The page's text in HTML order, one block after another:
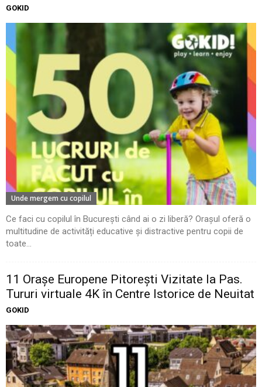
GOKID
Unde mergem cu copilul
Ce faci cu copilul în București când ai o zi liberă? Orașul oferă o
multitudine de activități educative și distractive pentru copii de
toate...
11 Oraşe Europene Pitoreşti Vizitate la Pas.
Tururi virtuale 4K în Centre Istorice de Neuitat
GOKID